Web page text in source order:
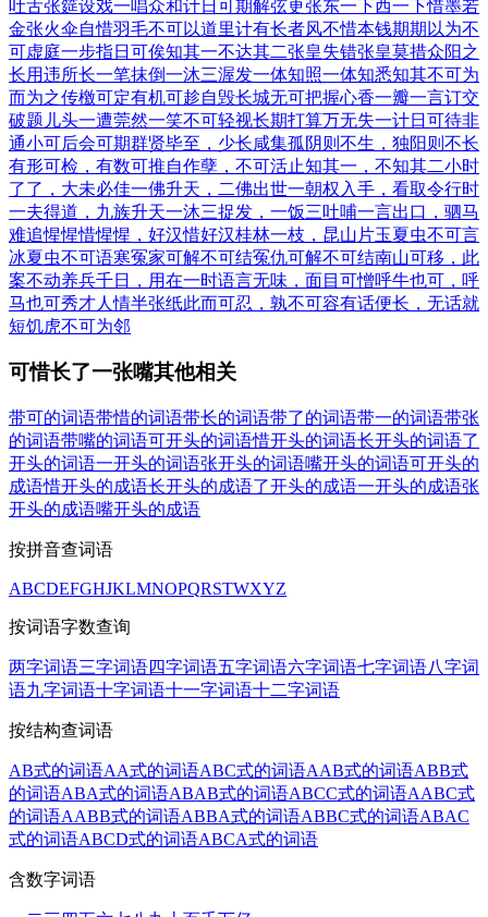
吐舌张筵设戏一唱众和计日可期解弦更张东一下西一下惜墨若
金张火伞自惜羽毛不可以道里计有长者风不惜本钱期期以为不
可虚庭一步指日可俟知其一不达其二张皇失错张皇莫措众阳之
长用违所长一笔抹倒一沐三渥发一体知照一体知悉知其不可为
而为之传檄可定有机可趁自毁长城无可把握心香一瓣一言订交
破题儿头一遭莞然一笑不可轻视长期打算万无失一计日可待非
通小可后会可期群贤毕至，少长咸集孤阴则不生，独阳则不长
有形可检，有数可推自作孽，不可活止知其一，不知其二小时
了了，大未必佳一佛升天，二佛出世一朝权入手，看取令行时
一夫得道，九族升天一沐三捉发，一饭三吐哺一言出口，驷马
难追惺惺惜惺惺，好汉惜好汉桂林一枝，昆山片玉夏虫不可言
冰夏虫不可语寒冤家可解不可结冤仇可解不可结南山可移，此
案不动养兵千日，用在一时语言无味，面目可憎呼牛也可，呼
马也可秀才人情半张纸此而可忍，孰不可容有话便长，无话就
短饥虎不可为邻
可惜长了一张嘴其他相关
带可的词语带惜的词语带长的词语带了的词语带一的词语带张
的词语带嘴的词语可开头的词语惜开头的词语长开头的词语了
开头的词语一开头的词语张开头的词语嘴开头的词语可开头的
成语惜开头的成语长开头的成语了开头的成语一开头的成语张
开头的成语嘴开头的成语
按拼音查词语
ABCDEFGHJKLMNOPQRSTWXYZ
按词语字数查询
两字词语三字词语四字词语五字词语六字词语七字词语八字词
语九字词语十字词语十一字词语十二字词语
按结构查词语
AB式的词语AA式的词语ABC式的词语AAB式的词语ABB式
的词语ABA式的词语ABAB式的词语ABCC式的词语AABC式
的词语AABB式的词语ABBA式的词语ABBC式的词语ABAC
式的词语ABCD式的词语ABCA式的词语
含数字词语